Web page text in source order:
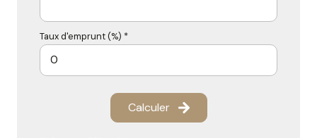
Taux d'emprunt (%) *
Calculer